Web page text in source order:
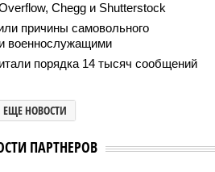
Chegg и Shutterstock
причины самовольного
военнослужащими
порядка 14 тысяч сообщений
ЕЩЕ НОВОСТИ
ПАРТНЕРОВ